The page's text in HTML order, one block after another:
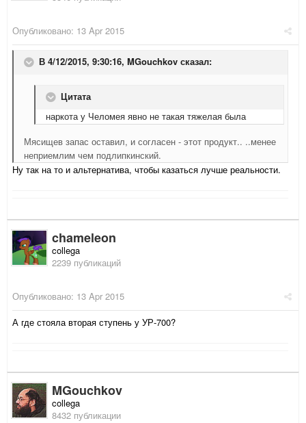
Опубликовано: 13 Apr 2015
В 4/12/2015, 9:30:16, MGouchkov сказал:
Цитата
наркота у Челомея явно не такая тяжелая была
Мясищев запас оставил, и согласен - этот продукт.. ..менее
неприемлим чем подлипкинский.
Ну так на то и альтернатива, чтобы казаться лучше реальности.
chameleon
collega
2239 публикаций
Опубликовано: 13 Apr 2015
А где стояла вторая ступень у УР-700?
MGouchkov
collega
8432 публикации